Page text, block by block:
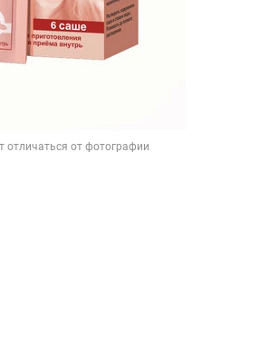
отличаться от фотографии